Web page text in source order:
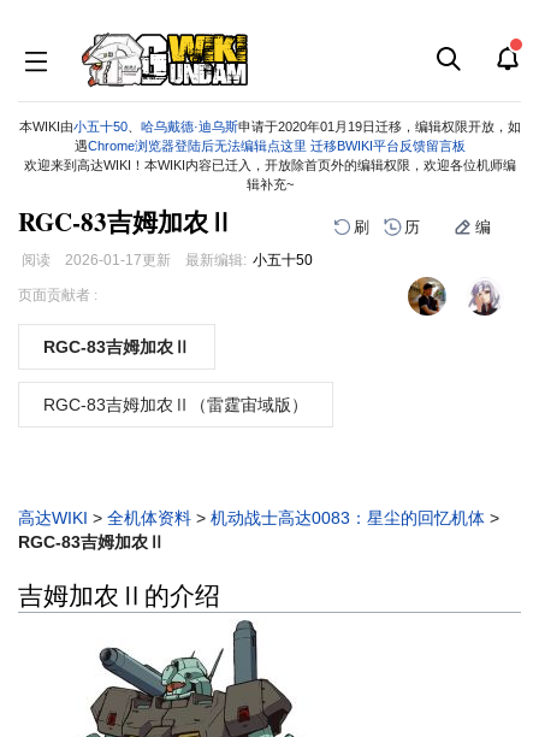
本WIKI由小五十50、 哈乌戴德·迪乌斯申请于2020年01月19日迁移，编辑权限开放，如
遇Chrome浏览器登陆后无法编辑点这里 迁移BWIKI平台反馈留言板
欢迎来到高达WIKI！本WIKI内容已迁入，开放除首页外的编辑权限，欢迎各位机师编
辑补充~
RGC-83吉姆加农Ⅱ 刷 历 编
阅读 2026-01-17更新 最新编辑: 小五十50
跳
跳
页面贡献者 :
RGC-83吉姆加农Ⅱ
RGC-83吉姆加农Ⅱ（雷霆宙域版）
高达WIKI > 全机体资料 > 机动战士高达0083：星尘的回忆机体 >
RGC-83吉姆加农Ⅱ
吉姆加农Ⅱ的介绍